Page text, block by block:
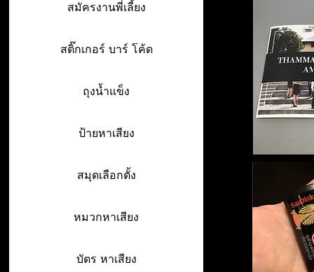
สมัครงานพี่เลี้ยง
สติ๊กเกอร์ บาร์ โค้ด
ถุงน้ำแข็ง
ป้ายหาเสียง
สมุดเลือกตั้ง
หมวกหาเสียง
บัตร หาเสียง